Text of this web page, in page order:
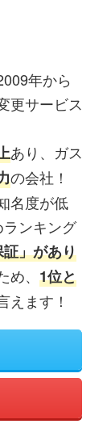
年から
更サービス
あり、ガス
の会社！
名度が低
ンキング
」があり
め、 1位と
えます！